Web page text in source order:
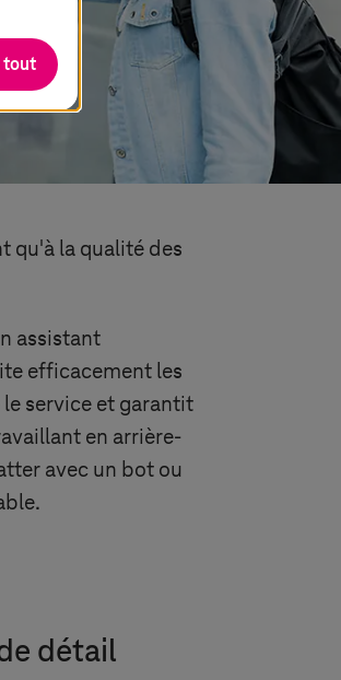
qu'à la qualité des
assistant
efficacement les
service et garantit
en arrière-
avec un bot ou
détail
tout